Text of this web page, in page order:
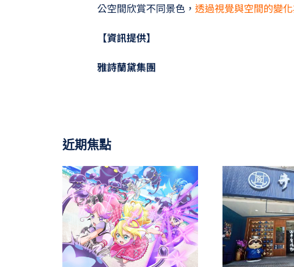
公空間欣賞不同景色， 透過視覺與空間的變
【資訊提供】
雅詩蘭黛集團
近期焦點